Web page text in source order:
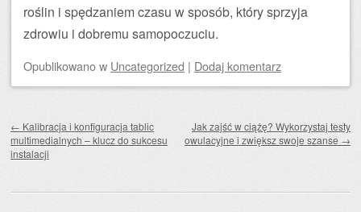
roślin i spędzaniem czasu w sposób, który sprzyja
zdrowiu i dobremu samopoczuciu.
Opublikowanow Uncategorized | Dodaj komentarz
← Kalibracja i konfiguracja tablic
multimedialnych – klucz do sukcesu
instalacji
Jak zajść w ciążę? Wykorzystaj testy
owulacyjne i zwiększ swoje szanse →